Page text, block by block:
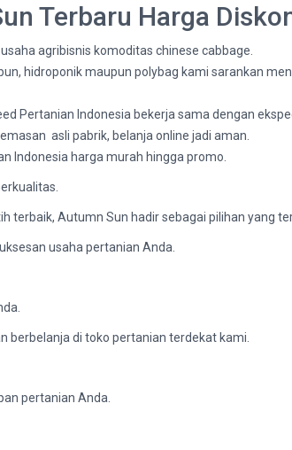
Terbaru Harga
agribisnis komoditas chinese cabbage.
hidroponik maupun polybag kami sarankan
Pertanian Indonesia bekerja sama dengan
asli pabrik, belanja online jadi aman.
Indonesia harga murah hingga promo.
terbaik, Autumn Sun hadir sebagai pilihan yang
usaha pertanian Anda.
berbelanja di toko pertanian terdekat kami.
pertanian Anda.